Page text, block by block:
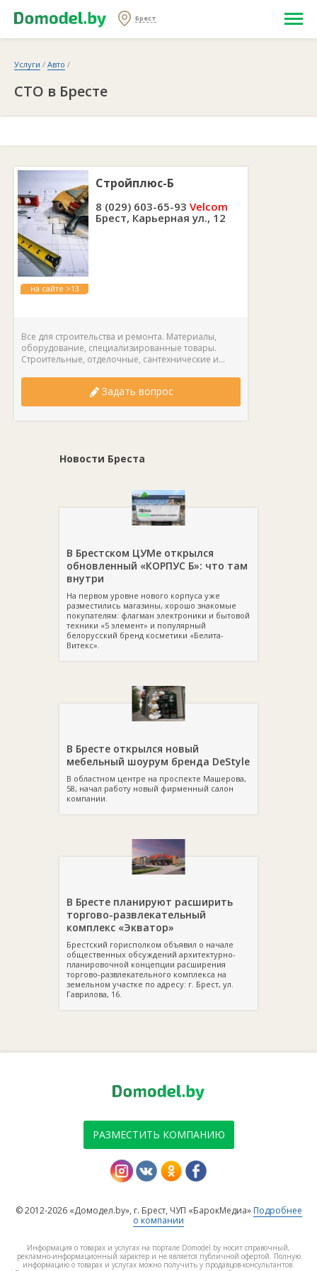
Брест
Услуги / Авто /
СТО в Бресте
на сайте >13
Стройплюс-Б
8 (029) 603-65-93 Velcom
Брест, Карьерная ул., 12
Все для строительства и ремонта. Материалы,
оборудование, специализированные товары.
Строительные, отделочные, сантехнические и...
Задать вопрос
Новости Бреста
В Брестском ЦУМе открылся
обновленный «КОРПУС Б»: что там
внутри
На первом уровне нового корпуса уже
разместились магазины, хорошо знакомые
покупателям: флагман электроники и бытовой
техники «5 элемент» и популярный
белорусский бренд косметики «Белита-
Витекс».
В Бресте открылся новый
мебельный шоурум бренда DeStyle
В областном центре на проспекте Машерова,
58, начал работу новый фирменный салон
компании.
В Бресте планируют расширить
торгово-развлекательный
комплекс «Экватор»
Брестский горисполком объявил о начале
общественных обсуждений архитектурно-
планировочной концепции расширения
торгово-развлекательного комплекса на
земельном участке по адресу: г. Брест, ул.
Гаврилова, 16.
РАЗМЕСТИТЬ КОМПАНИЮ
© 2012-2026 «Домодел.by», г. Брест, ЧУП «БарокМедиа» Подробнее
о компании
Информация о товарах и услугах на портале Domodel.by носит справочный,
рекламно-информационный характер и не является публичной офертой. Полную
информацию о товарах и услугах можно получить у продавцов-консультантов.